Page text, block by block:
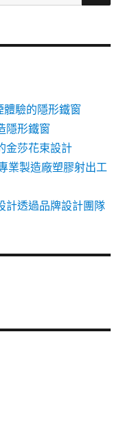
驗的隱形鐵窗
隱形鐵窗
金莎花束設計
業製造廠塑膠射出工
計透過品牌設計團隊